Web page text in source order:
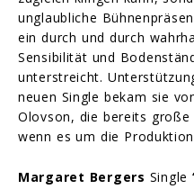
unglaubliche
ein durch und durch
Sensibilität und
unterstreicht.
neuen Single bekam sie
Olovson, die bereits
wenn es um die
Margaret Bergers Single